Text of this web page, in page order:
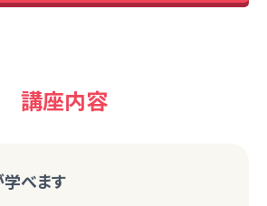
講座内容
学べます